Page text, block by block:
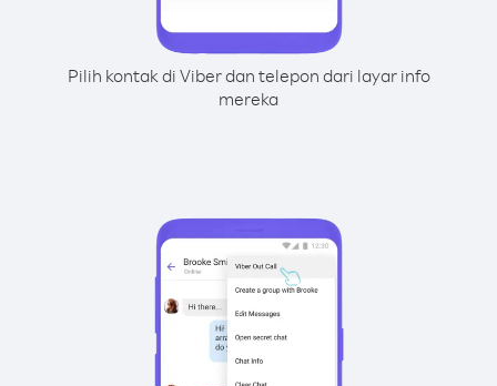
Pilih kontak di Viber dan telepon dari layar info
mereka